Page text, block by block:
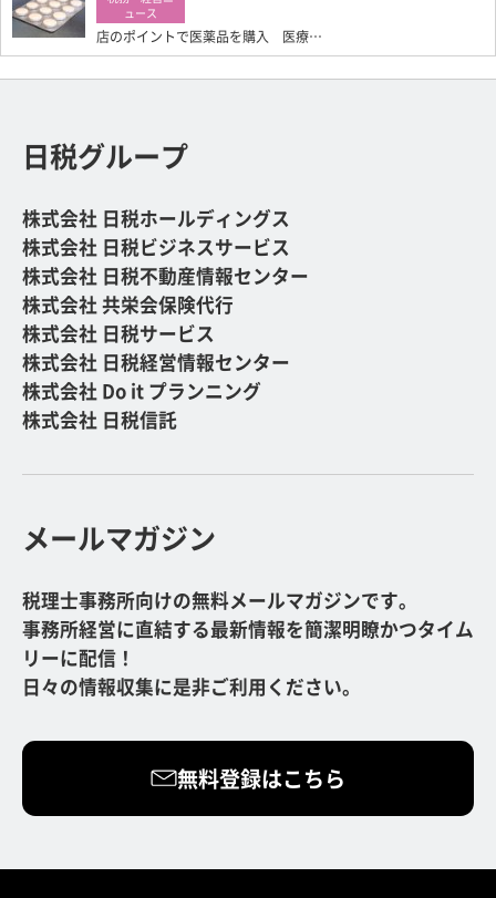
店のポイントで医薬品を購入 医療…
日税グループ
株式会社 日税ホールディングス
株式会社 日税ビジネスサービス
株式会社 日税不動産情報センター
株式会社 共栄会保険代行
株式会社 日税サービス
株式会社 日税経営情報センター
株式会社 Do it プランニング
株式会社 日税信託
メールマガジン
税理士事務所向けの無料メールマガジンです。
事務所経営に直結する最新情報を簡潔明瞭かつタイム
リーに配信！
日々の情報収集に是非ご利用ください。
無料登録はこちら